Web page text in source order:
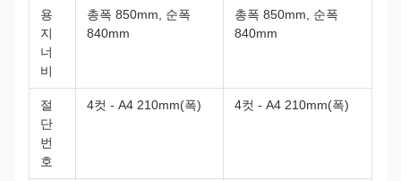
용
지
너
비
총폭 850mm, 순폭
840mm
총폭 850mm, 순폭
840mm
절
단
번
호
4컷 - A4 210mm(폭) 4컷 - A4 210mm(폭)